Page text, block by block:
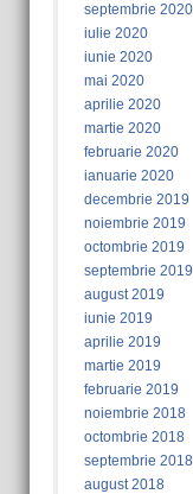
septembrie 2020
iulie 2020
iunie 2020
mai 2020
aprilie 2020
martie 2020
februarie 2020
ianuarie 2020
decembrie 2019
noiembrie 2019
octombrie 2019
septembrie 2019
august 2019
iunie 2019
aprilie 2019
martie 2019
februarie 2019
noiembrie 2018
octombrie 2018
septembrie 2018
august 2018